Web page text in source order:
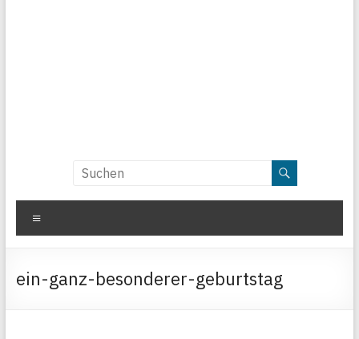
ein-ganz-besonderer-geburtstag